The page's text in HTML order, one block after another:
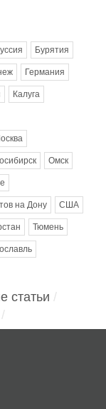
Бурятия
Германия
Калуга
Омск
на Дону США
Тюмень
статьи